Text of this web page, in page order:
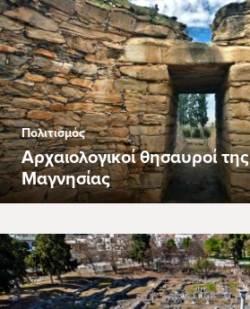
Πολιτισμός
Αρχαιολογικοί θησαυροί της
Μαγνησίας